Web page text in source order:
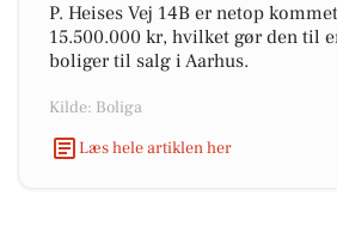
P. Heises Vej 14B er netop
15.500.000 kr, hvilket gør den til
boliger til salg i Aarhus.
Kilde: Boliga
Læs hele artiklen her